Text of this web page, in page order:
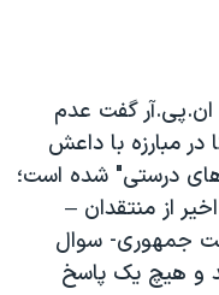
ان.پی.آر گفت عدم
در مبارزه با داعش
درستی" شده است؛
از منتقدان –
جمهوری- سوال
و هیچ یک پاسخ